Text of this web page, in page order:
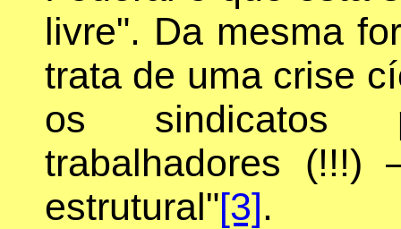
livre". Da mesma
trata de uma crise
os sindicatos
trabalhadores
estrutural"[3].